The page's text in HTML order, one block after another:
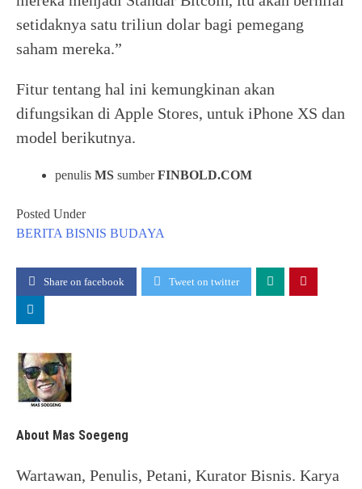
setidaknya satu triliun dolar bagi pemegang
saham mereka.”
Fitur tentang hal ini kemungkinan akan
difungsikan di Apple Stores, untuk iPhone XS dan
model berikutnya.
penulis MS sumberFINBOLD.COM
Posted Under
BERITA BISNIS BUDAYA
Share on facebook Tweet on twitter
About Mas Soegeng
Wartawan, Penulis, Petani, Kurator Bisnis. Karya